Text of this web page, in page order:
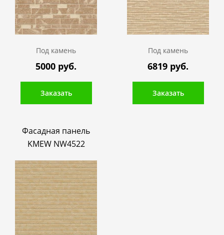
Под камень
5000 руб.
Заказать
Под камень
6819 руб.
Заказать
Фасадная панель
KMEW NW4522